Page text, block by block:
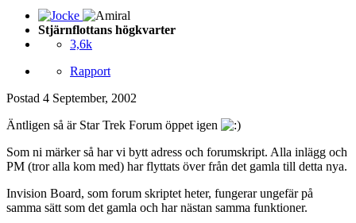
Stjärnflottans högkvarter
3,6k
Rapport
Postad 4 September, 2002
Äntligen så är Star Trek Forum öppet igen
Som ni märker så har vi bytt adress och forumskript. Alla inlägg och
PM (tror alla kom med) har flyttats över från det gamla till detta nya.
Invision Board, som forum skriptet heter, fungerar ungefär på
samma sätt som det gamla och har nästan samma funktioner.